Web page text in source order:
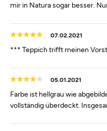
mir in Natura sogar besser.
07.02.2021
*** Teppich trifft meinen
05.01.2021
Farbe ist hellgrau wie
vollständig überdeckt.